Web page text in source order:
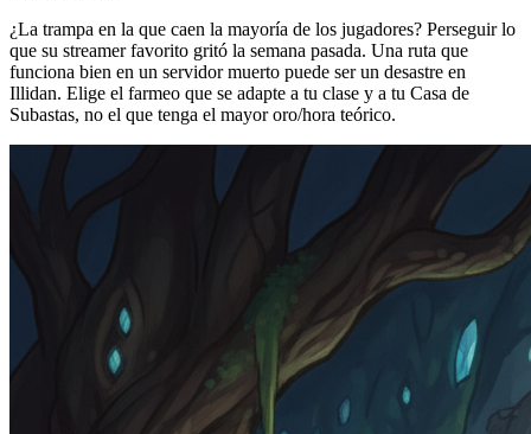
¿La trampa en la que caen la mayoría de los jugadores? Perseguir lo
que su streamer favorito gritó la semana pasada. Una ruta que
funciona bien en un servidor muerto puede ser un desastre en
Illidan. Elige el farmeo que se adapte a tu clase y a tu Casa de
Subastas, no el que tenga el mayor oro/hora teórico.